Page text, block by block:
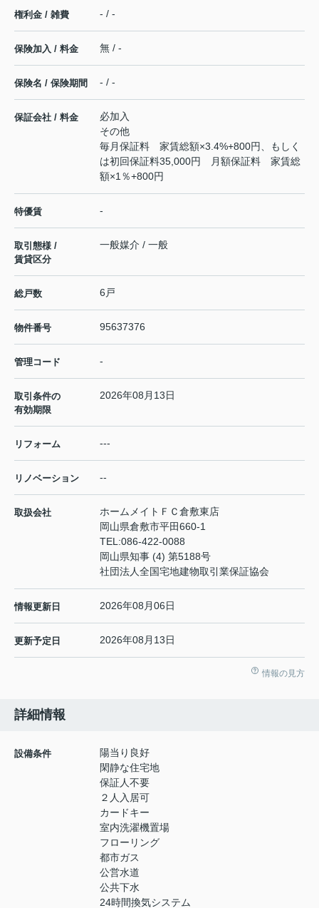
権利金 / 雑費 - / -
保険加入 / 料金 無 / -
保険名 / 保険期間 - / -
保証会社 / 料金
必加入
その他
毎月保証料 家賃総額×3.4%+800円、もしく
は初回保証料35,000円 月額保証料 家賃総
額×1％+800円
特優賃 -
取引態様 /
賃貸区分
一般媒介 / 一般
総戸数 6戸
物件番号 95637376
管理コード -
取引条件の
有効期限
2026年08月13日
リフォーム ---
リノベーション --
取扱会社
ホームメイトＦＣ倉敷東店
岡山県倉敷市平田660-1
TEL:086-422-0088
岡山県知事 (4) 第5188号
社団法人全国宅地建物取引業保証協会
情報更新日 2026年08月06日
更新予定日 2026年08月13日
情報の見方
詳細情報
設備条件
陽当り良好
閑静な住宅地
保証人不要
２人入居可
カードキー
室内洗濯機置場
フローリング
都市ガス
公営水道
公共下水
24時間換気システム